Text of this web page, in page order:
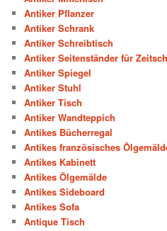
Antiker Pflanzer
Antiker Schrank
Antiker Schreibtisch
Antiker Seitenständer für
Antiker Spiegel
Antiker Stuhl
Antiker Tisch
Antiker Wandteppich
Antikes Bücherregal
Antikes französisches
Antikes Kabinett
Antikes Ölgemälde
Antikes Sideboard
Antikes Sofa
Antique Tisch